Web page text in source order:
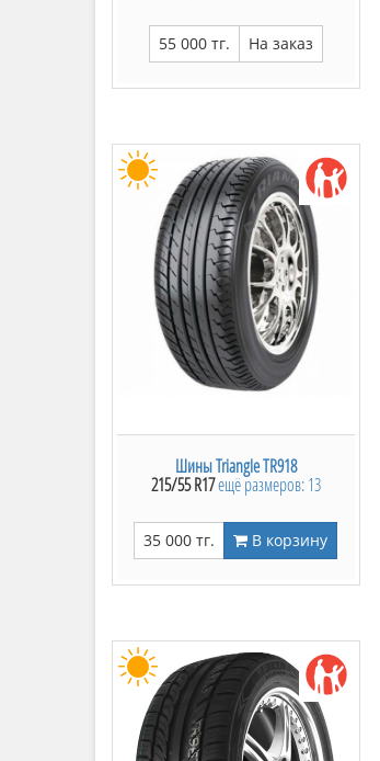
55 000 тг. На заказ
Шины Triangle TR918
215/55 R17ещё размеров: 13
35 000 тг. В корзину